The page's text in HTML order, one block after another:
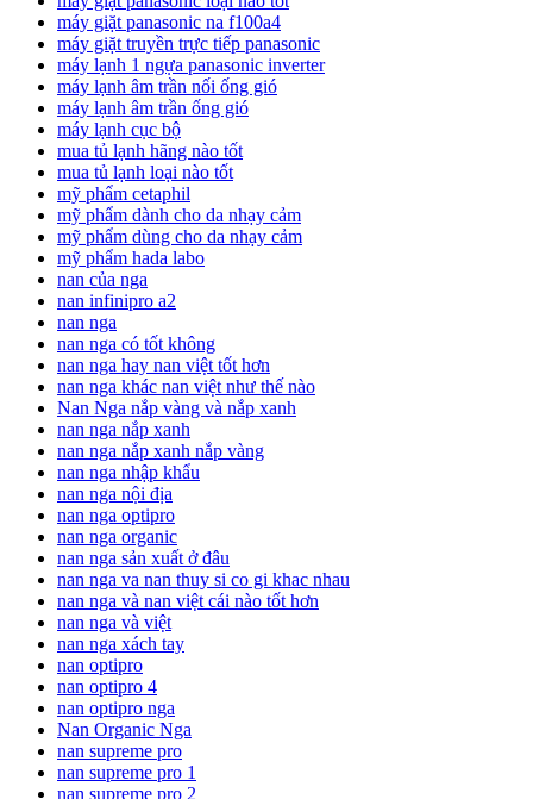
máy giặt panasonic na f100a4
máy giặt truyền trực tiếp panasonic
máy lạnh 1 ngựa panasonic inverter
máy lạnh âm trần nối ống gió
máy lạnh âm trần ống gió
máy lạnh cục bộ
mua tủ lạnh hãng nào tốt
mua tủ lạnh loại nào tốt
mỹ phẩm cetaphil
mỹ phẩm dành cho da nhạy cảm
mỹ phẩm dùng cho da nhạy cảm
mỹ phẩm hada labo
nan của nga
nan infinipro a2
nan nga
nan nga có tốt không
nan nga hay nan việt tốt hơn
nan nga khác nan việt như thế nào
Nan Nga nắp vàng và nắp xanh
nan nga nắp xanh
nan nga nắp xanh nắp vàng
nan nga nhập khẩu
nan nga nội địa
nan nga optipro
nan nga organic
nan nga sản xuất ở đâu
nan nga va nan thuy si co gi khac nhau
nan nga và nan việt cái nào tốt hơn
nan nga và việt
nan nga xách tay
nan optipro
nan optipro 4
nan optipro nga
Nan Organic Nga
nan supreme pro
nan supreme pro 1
nan supreme pro 2